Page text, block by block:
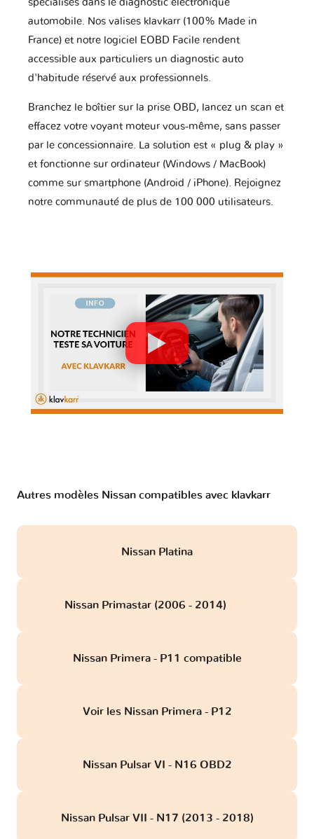
spécialisés dans le diagnostic électronique
automobile. Nos valises klavkarr (100% Made in
France) et notre logiciel EOBD Facile rendent
accessible aux particuliers un diagnostic auto
d'habitude réservé aux professionnels.
Branchez le boîtier sur la prise OBD, lancez un scan et
effacez votre voyant moteur vous-même, sans passer
par le concessionnaire. La solution est « plug & play »
et fonctionne sur ordinateur (Windows / MacBook)
comme sur smartphone (Android / iPhone). Rejoignez
notre communauté de plus de 100 000 utilisateurs.
Autres modèles Nissan compatibles avec klavkarr
Nissan Platina
Nissan Primastar (2006 - 2014)
Nissan Primera - P11 compatible
Voir les Nissan Primera - P12
Nissan Pulsar VI - N16 OBD2
Nissan Pulsar VII - N17 (2013 - 2018)